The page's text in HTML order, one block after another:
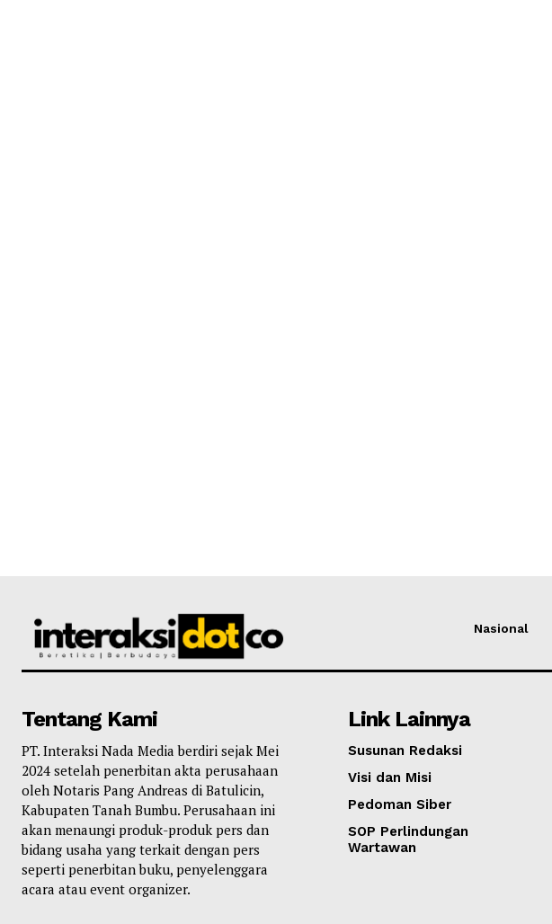
Nasional
Tentang Kami
PT. Interaksi Nada Media berdiri sejak Mei
2024 setelah penerbitan akta perusahaan
oleh Notaris Pang Andreas di Batulicin,
Kabupaten Tanah Bumbu. Perusahaan ini
akan menaungi produk-produk pers dan
bidang usaha yang terkait dengan pers
seperti penerbitan buku, penyelenggara
acara atau event organizer.
Link Lainnya
Susunan Redaksi
Visi dan Misi
Pedoman Siber
SOP Perlindungan
Wartawan